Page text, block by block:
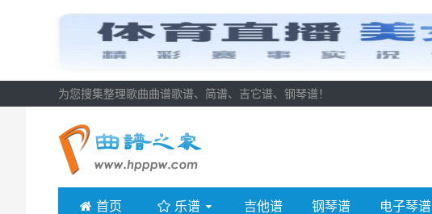
为您搜集整理歌曲曲谱歌谱、简谱、吉它谱、钢琴谱！
首页 乐谱 吉他谱 钢琴谱 电子琴谱